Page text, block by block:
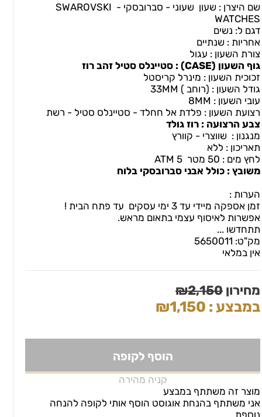
שם היצרן : שעון שעוני - סברובסקי - SWAROVSKI
WATCHES
דגם ל: נשים
אחריות : שנתיים
צורת השעון : עגול
גוף השעון (CASEׂ) : סטיינלס סטיל זהב רוז
זכוכית השעון : מינרל קריסטל
גודל השעון : (רוחב ) 33MM
עובי השעון : 8MM
רצועת השעון : פלדת אל חחלד - סטיינלס סטיל - רשת
צבע הרצועה : רוז גולד
מנגנון : שווצרי - קוורץ
תאריכון : ללא
לחץ מים : 50 מטר ATM 5
משובץ : כולל אבני סברובסקי בלוח
הערות :
זמן אספקה מיידי עד 3 ימי עסקים עד פתח הבית !
אפשרות לאיסוף עצמי בתאום מראש.
תתחדשו ...
מק"ט: 5650011
אין במלאי
מחירון ₪2,150
במבצע : ₪1,150
הוסף לקופה
קניה מהירה
מוצר זה משתתף במבצע
אני משתתף בהנחת אוגוסט הוסף אותי לקופה להנחה
נוספת